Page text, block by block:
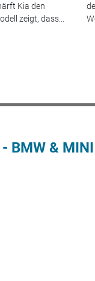
Kia den
zeigt, dass...
BMW & MINI